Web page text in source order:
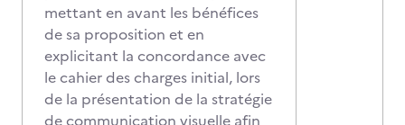
mettant en avant les bénéfices
de sa proposition et en
explicitant la concordance avec
le cahier des charges initial, lors
de la présentation de la stratégie
de communication visuelle afin